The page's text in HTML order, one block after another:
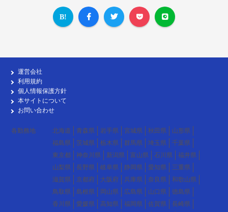
運営会社
利用規約
個人情報保護方針
本サイトについて
お問い合わせ
各勤務地 北海道 青森県 岩手県 宮城県 秋田県
山形県
福島県
茨城県 栃木県 群馬県 埼玉県
千葉県
東京都
神奈川県 新潟県 富山県 石川県
福井県
山梨県
長野県 岐阜県 静岡県 愛知県
三重県
滋賀県
京都府 大阪府 兵庫県 奈良県
和歌山県
鳥取県
島根県 岡山県 広島県 山口県
徳島県
香川県
愛媛県 高知県 福岡県 佐賀県 長崎県